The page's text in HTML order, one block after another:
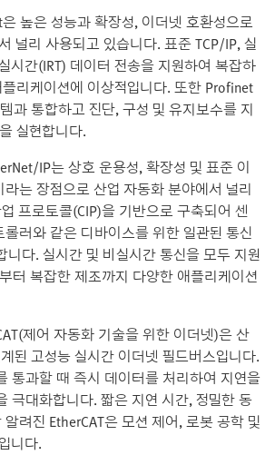
높은 성능과 확장성, 이더넷 호환성으로
널리 사용되고 있습니다. 표준 TCP/IP, 실
시간(IRT) 데이터 전송을 지원하여 복잡하
리케이션에 이상적입니다. 또한 Profinet
과 통합하고 진단, 구성 및 유지보수를 지
실현합니다.
IP는 상호 운용성, 확장성 및 표준 이
는 장점으로 산업 자동화 분야에서 널리
프로토콜(CIP)을 기반으로 구축되어 센
러와 같은 디바이스를 위한 일관된 통신
다. 실시간 및 비실시간 통신을 모두 지원
터 복잡한 제조까지 다양한 애플리케이션
제어 자동화 기술을 위한 이더넷)은 산
된 고성능 실시간 이더넷 필드버스입니다.
통과할 때 즉시 데이터를 처리하여 지연을
극대화합니다. 짧은 지연 시간, 정밀한 동
려진 EtherCAT은 모션 제어, 로봇 공학 및
니다.